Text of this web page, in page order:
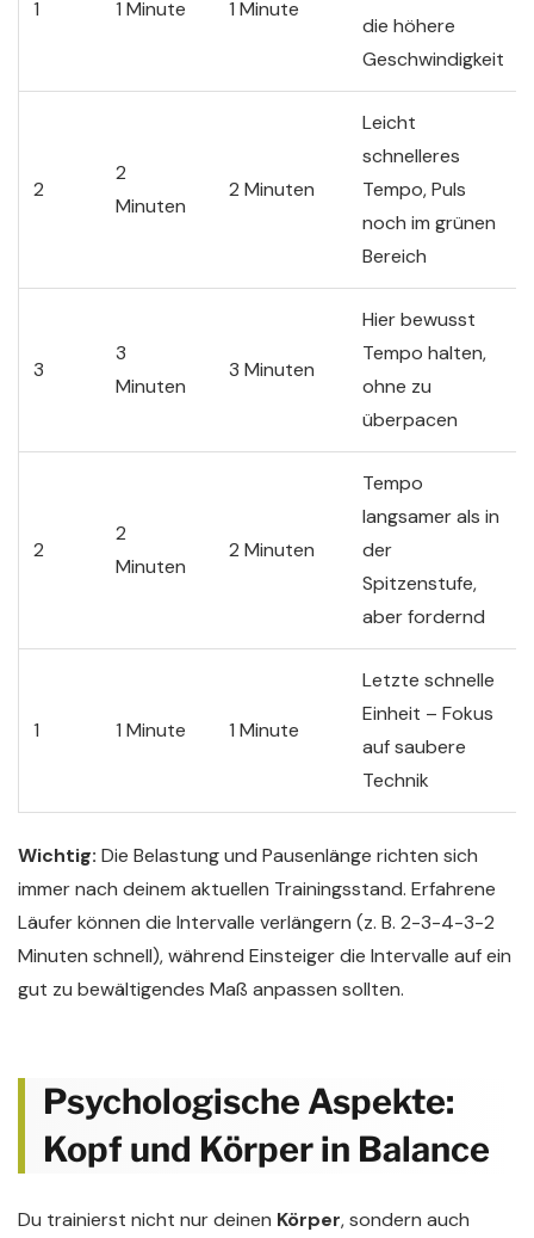
1 1 Minute 1 Minute
die höhere
Geschwindigkeit
2
2
Minuten
2 Minuten
Leicht
schnelleres
Tempo, Puls
noch im grünen
Bereich
3
3
Minuten
3 Minuten
Hier bewusst
Tempo halten,
ohne zu
überpacen
2
2
Minuten
2 Minuten
Tempo
langsamer als in
der
Spitzenstufe,
aber fordernd
1 1 Minute 1 Minute
Letzte schnelle
Einheit – Fokus
auf saubere
Technik
Wichtig: Die Belastung und Pausenlänge richten sich
immer nach deinem aktuellen Trainingsstand. Erfahrene
Läufer können die Intervalle verlängern (z. B. 2-3-4-3-2
Minuten schnell), während Einsteiger die Intervalle auf ein
gut zu bewältigendes Maß anpassen sollten.
Psychologische Aspekte:
Kopf und Körper in Balance
Du trainierst nicht nur deinen Körper, sondern auch